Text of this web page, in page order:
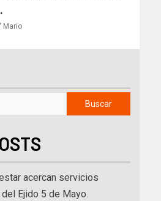
Mario
Buscar
acercan servicios
Ejido 5 de Mayo.